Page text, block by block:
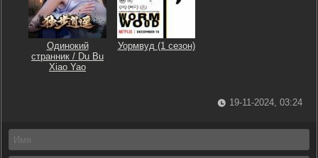
Одинокий
странник / Du Bu
Xiao Yao
Уормвуд (1 сезон)
19-11-2024, 03:24